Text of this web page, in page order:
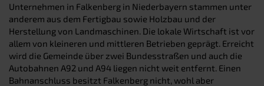
Unternehmen in Falkenberg in Niederbayern stammen unter
anderem aus dem Fertigbau sowie Holzbau und der
Herstellung von Landmaschinen. Die lokale Wirtschaft ist vor
allem von kleineren und mittleren Betrieben geprägt. Erreicht
wird die Gemeinde über zwei Bundesstraßen und auch die
Autobahnen A92 und A94 liegen nicht weit entfernt. Einen
Bahnanschluss besitzt Falkenberg nicht, wohl aber